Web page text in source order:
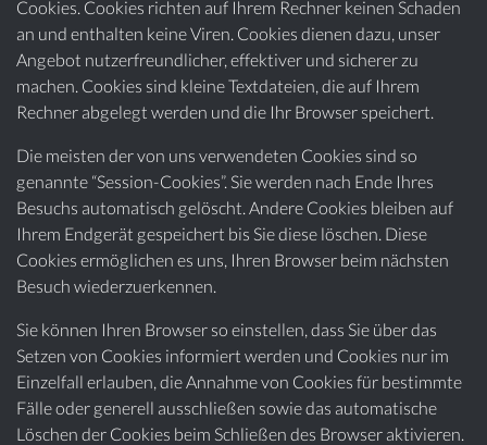
Cookies. Cookies richten auf Ihrem Rechner keinen Schaden
an und enthalten keine Viren. Cookies dienen dazu, unser
Angebot nutzerfreundlicher, effektiver und sicherer zu
machen. Cookies sind kleine Textdateien, die auf Ihrem
Rechner abgelegt werden und die Ihr Browser speichert.
Die meisten der von uns verwendeten Cookies sind so
genannte “Session-Cookies”. Sie werden nach Ende Ihres
Besuchs automatisch gelöscht. Andere Cookies bleiben auf
Ihrem Endgerät gespeichert bis Sie diese löschen. Diese
Cookies ermöglichen es uns, Ihren Browser beim nächsten
Besuch wiederzuerkennen.
Sie können Ihren Browser so einstellen, dass Sie über das
Setzen von Cookies informiert werden und Cookies nur im
Einzelfall erlauben, die Annahme von Cookies für bestimmte
Fälle oder generell ausschließen sowie das automatische
Löschen der Cookies beim Schließen des Browser aktivieren.